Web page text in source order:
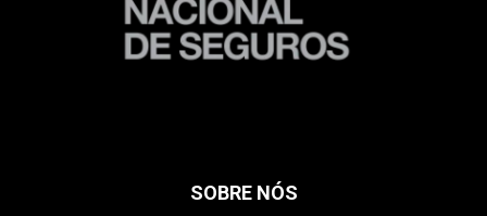
SOBRE NÓS